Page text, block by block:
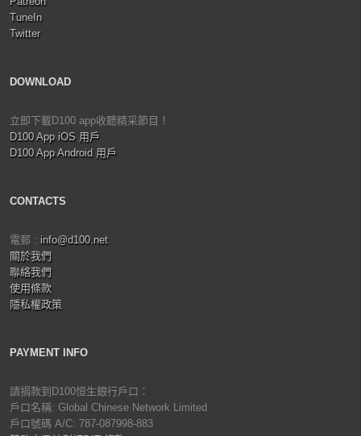
TuneIn
Twitter
DOWNLOAD
立即下載D100 app收聽精采節目！
D100 App iOS 用戶
D100 App Android 用戶
CONTACTS
電郵 : info@d100.net
關於我們
聯絡我們
使用條款
隱私權政策
PAYMENT INFO
請捐款到D100恒生銀行戶口：
戶口名稱: Global Chinese Network Limited
戶口號碼 A/C: 787-087998-883